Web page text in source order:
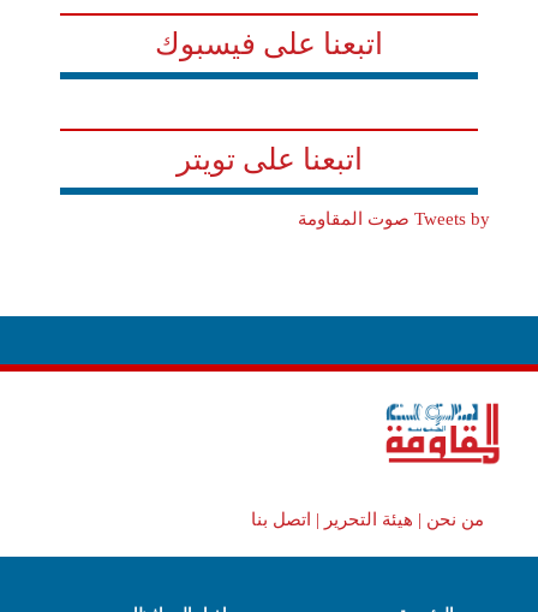
اتبعنا على فيسبوك
اتبعنا على تويتر
Tweets by صوت المقاومة
من نحن | هيئة التحرير | اتصل بنا